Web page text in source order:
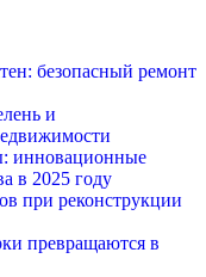
безопасный ремонт
и
инновационные
в 2025 году
при реконструкции
превращаются в